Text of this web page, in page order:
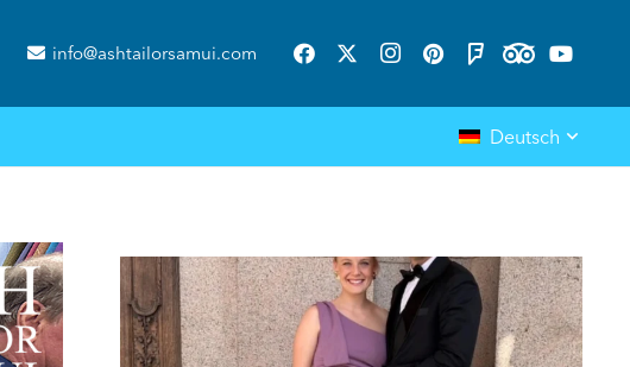
info@ashtailorsamui.com
Deutsch
ashtailorsamui
Aug. 1